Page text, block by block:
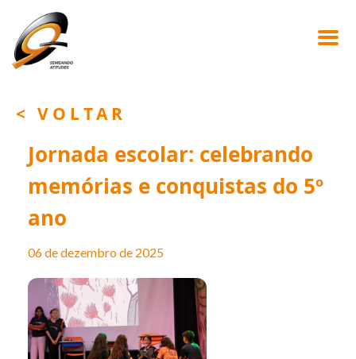
< VOLTAR
Jornada escolar: celebrando
memórias e conquistas do 5º
ano
06 de dezembro de 2025